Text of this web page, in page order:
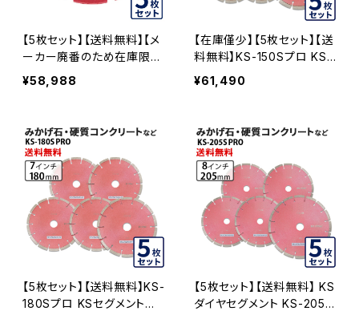
【5枚セット】【送料無料】【メ
ーカー廃番のため在庫限り
で終売予定】KSダイヤセグ
メント KS-125Sプロ 22穴
プ(ハットタイプ) 5インチ み
かげ石・硬質コンクリートな
ど (ks-125spro-of22) ダ
イヤモンドカッター 刃キワ
切り コーナーカット 水平切
断 KS-125SPRO-OF22-0
5
¥58,988
【在庫僅少】【5枚セット】【送
料無料】KS-150Sプロ KS
セグメントプロ 6インチ 150
mm みかげ石・硬質コンクリ
グメント ダイヤモンドカッタ
ー 刃 (ks-150spro-05)
¥61,490
【5枚セット】【送料無料】KS-
180Sプロ KSセグメントプ
【5枚セット】【送料無料】 KS
ダイヤセグメント KS-205S